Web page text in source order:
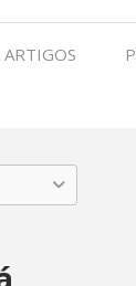
ARTIGOS